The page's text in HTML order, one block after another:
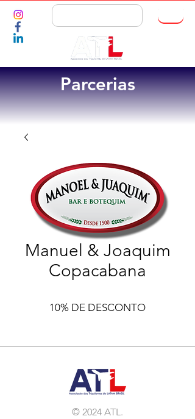
Parcerias
Manuel & Joaquim
Copacabana
10% DE DESCONTO
© 2024 ATL.